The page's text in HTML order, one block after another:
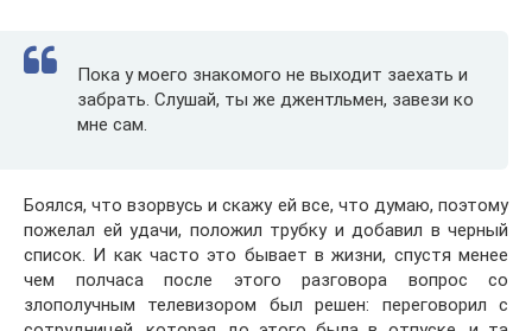
Пока у моего знакомого не выходит заехать и
забрать. Слушай, ты же джентльмен, завези ко
мне сам.
Боялся, что взорвусь и скажу ей все, что думаю, поэтому
пожелал ей удачи, положил трубку и добавил в черный
список. И как часто это бывает в жизни, спустя менее
чем полчаса после этого разговора вопрос со
злополучным телевизором был решен: переговорил с